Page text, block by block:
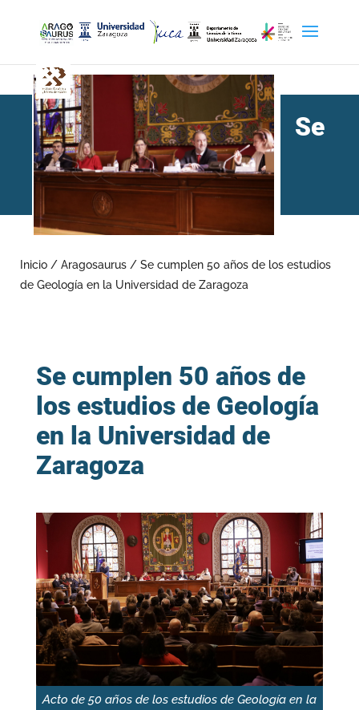
Se
estudios de Geología en la
Universidad de Zaragoza
Inicio / Aragosaurus / Se cumplen 50 años de los estudios
de Geología en la Universidad de Zaragoza
Se cumplen 50 años de
los estudios de Geología
en la Universidad de
Zaragoza
Acto de 50 años de los estudios de Geología en la